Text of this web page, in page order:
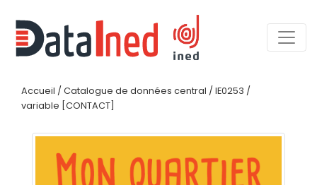
Accueil / Catalogue de données central / IE0253 /
variable [CONTACT]